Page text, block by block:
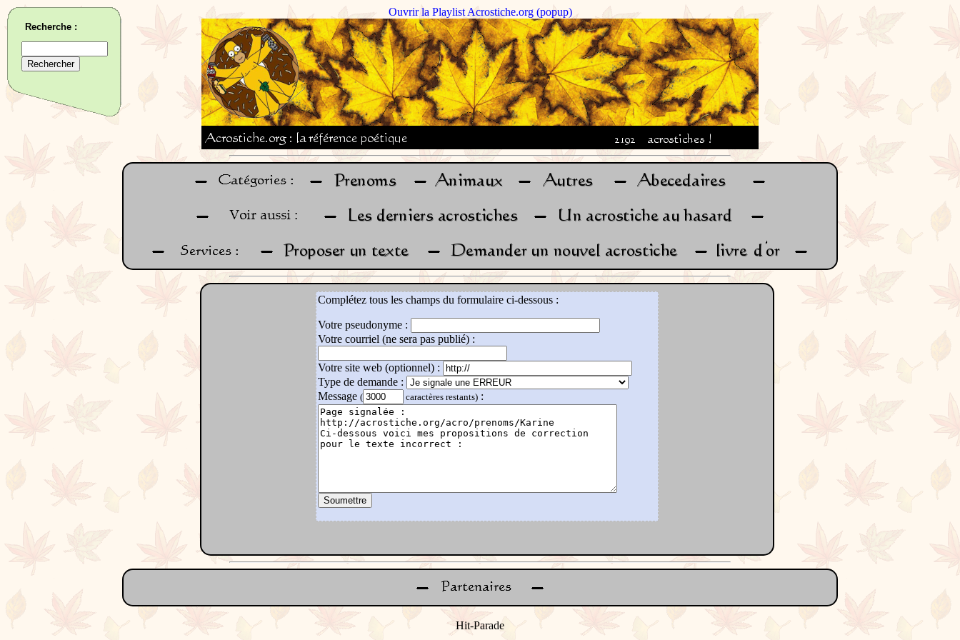
Ouvrir la Playlist Acrostiche.org (popup)
Complétez tous les champs du formulaire ci-dessous :
Votre pseudonyme :
Votre courriel (ne sera pas publié) :
Votre site web (optionnel) :
Type de demande :
Message ( caractères restants) :
Recherche :